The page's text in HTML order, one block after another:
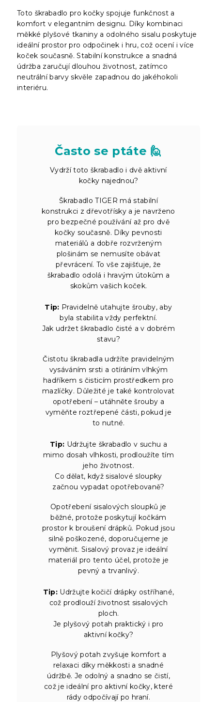
Toto škrabadlo pro kočky spojuje funkčnost a
komfort v elegantním designu. Díky kombinaci
měkké plyšové tkaniny a odolného sisalu poskytuje
ideální prostor pro odpočinek i hru, což ocení i více
koček současně. Stabilní konstrukce a snadná
údržba zaručují dlouhou životnost, zatímco
neutrální barvy skvěle zapadnou do jakéhokoli
interiéru.
Často se ptáte 🙋
Vydrží toto škrabadlo i dvě aktivní
kočky najednou?
Škrabadlo TIGER má stabilní
konstrukci z dřevotřísky a je navrženo
pro bezpečné používání až pro dvě
kočky současně. Díky pevnosti
materiálů a dobře rozvrženým
plošinám se nemusíte obávat
převrácení. To vše zajišťuje, že
škrabadlo odolá i hravým útokům a
skokům vašich koček.
Tip: Pravidelně utahujte šrouby, aby
byla stabilita vždy perfektní.
Jak udržet škrabadlo čisté a v dobrém
stavu?
Čistotu škrabadla udržíte pravidelným
vysáváním srsti a otíráním vlhkým
hadříkem s čisticím prostředkem pro
mazlíčky. Důležité je také kontrolovat
opotřebení – utáhněte šrouby a
vyměňte roztřepené části, pokud je
to nutné.
Tip: Udržujte škrabadlo v suchu a
mimo dosah vlhkosti, prodloužíte tím
jeho životnost.
Co dělat, když sisalové sloupky
začnou vypadat opotřebovaně?
Opotřebení sisalových sloupků je
běžné, protože poskytují kočkám
prostor k broušení drápků. Pokud jsou
silně poškozené, doporučujeme je
vyměnit. Sisalový provaz je ideální
materiál pro tento účel, protože je
pevný a trvanlivý.
Tip: Udržujte kočičí drápky ostříhané,
což prodlouží životnost sisalových
ploch.
Je plyšový potah praktický i pro
aktivní kočky?
Plyšový potah zvyšuje komfort a
relaxaci díky měkkosti a snadné
údržbě. Je odolný a snadno se čistí,
což je ideální pro aktivní kočky, které
rády odpočívají po hraní.